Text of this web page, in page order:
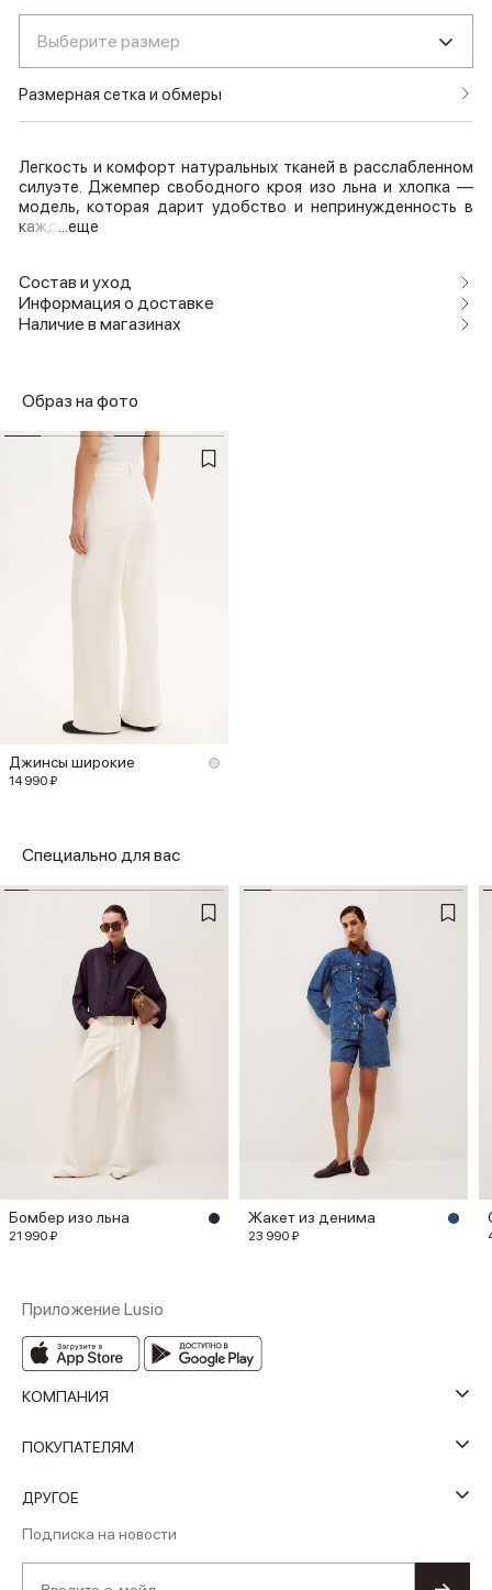
Выберите размер
Размерная сетка и обмеры
Легкость и комфорт натуральных тканей в расслабленном
силуэте. Джемпер свободного кроя изо льна и хлопка —
модель, которая дарит удобство и непринужденность в
кажд ...еще
Состав и уход
Информация о доставке
Наличие в магазинах
Образ на фото
Джинсы широкие
14 990 ₽
Специально для вас
Бомбер изо льна
21 990 ₽
Жакет из денима
23 990 ₽
Приложение Lusio
КОМПАНИЯ
ПОКУПАТЕЛЯМ
ДРУГОЕ
Подписка на новости